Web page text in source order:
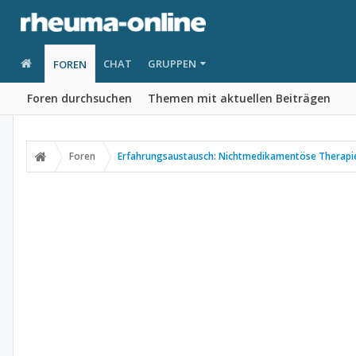
FOREN
Foren durchsuchen Themen mit aktuellen Beiträgen
CHAT GRUPPEN
Foren Erfahrungsaustausch: Nichtmedikamentöse